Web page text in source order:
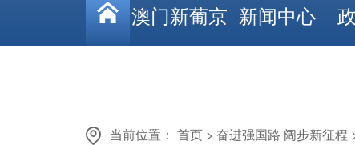
澳门新葡京 新闻中心
当前位置： 首页 > 奋进强国路 阔步新征程